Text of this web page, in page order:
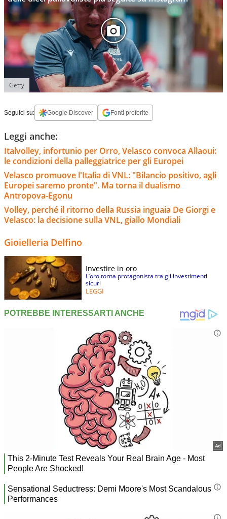
Getty
Seguici su: Google Discover Fonti preferite
Leggi anche:
Italvolley, infortunio per Orro, Velasco convoca Allaoui:
le condizioni della palleggiatrice per gli Europei
Velasco promuove l'Italia di VNL: "Bilancio positivo, agli
Europei saremo pronte". Ma torna il dualismo
Antropova-Egonu
Volley, perché il ritorno della Russia inguaia De Giorgi e
Velasco: la decisione sulla VNL, giallo Mondiali
Gioielleria Delfino
Investire in oro
L’oro torna protagonista tra gli investimenti
sicuri
LEGGI